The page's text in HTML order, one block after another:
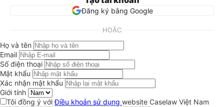
Đăng ký bằng Google
HOẶC
Họ và tên
Email
Số điện thoại
Mật khẩu
Xác nhận mật khẩu
Giới tính
Tôi đồng ý vớiĐiều khoản sử dụng website Caselaw Việt Nam